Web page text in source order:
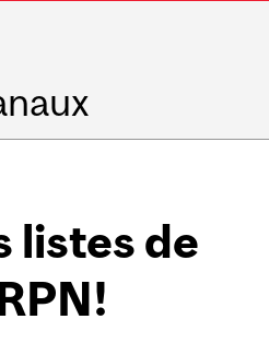
listes de